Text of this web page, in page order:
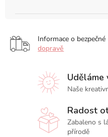
Informace o bezpečné
dopravě
Uděláme
Naše
Radost
Zabaleno s
přírodě